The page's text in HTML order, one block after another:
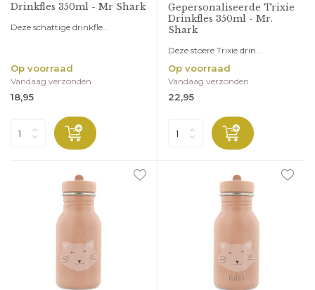
Drinkfles 350ml - Mr Shark
Deze schattige drinkfle...
Op voorraad
Vandaag verzonden
18,95
Gepersonaliseerde Trixie
Drinkfles 350ml - Mr.
Shark
Deze stoere Trixie drin...
Op voorraad
Vandaag verzonden
22,95